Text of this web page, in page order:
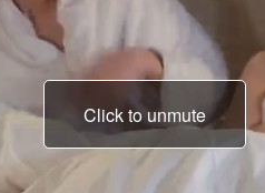
Click to unmute